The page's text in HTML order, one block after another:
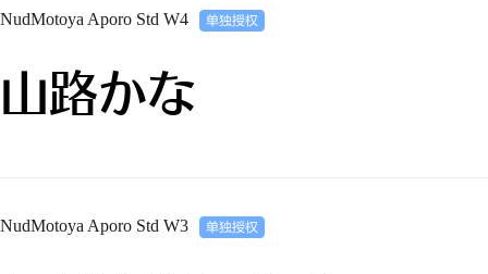
NudMotoya Aporo Std W4
山路かな
NudMotoya Aporo Std W3